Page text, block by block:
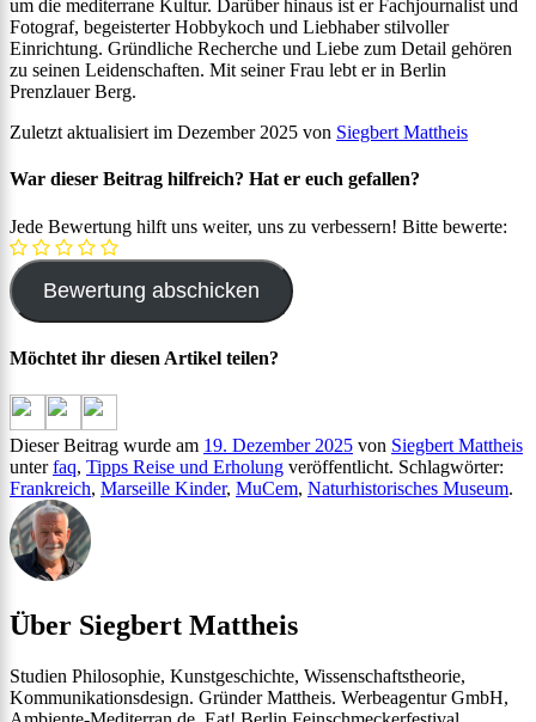
um die mediterrane Kultur. Darüber hinaus ist er Fachjournalist und
Fotograf, begeisterter Hobbykoch und Liebhaber stilvoller
Einrichtung. Gründliche Recherche und Liebe zum Detail gehören
zu seinen Leidenschaften. Mit seiner Frau lebt er in Berlin
Prenzlauer Berg.
Zuletzt aktualisiert im Dezember 2025 von Siegbert Mattheis
War dieser Beitrag hilfreich? Hat er euch gefallen?
Jede Bewertung hilft uns weiter, uns zu verbessern! Bitte bewerte:
Möchtet ihr diesen Artikel teilen?
Dieser Beitrag wurde am 19. Dezember 2025 von Siegbert Mattheis
unterfaq, Tipps Reise und Erholung veröffentlicht. Schlagwörter:
Frankreich, Marseille Kinder, MuCem, Naturhistorisches Museum.
Über Siegbert Mattheis
Studien Philosophie, Kunstgeschichte, Wissenschaftstheorie,
Kommunikationsdesign. Gründer Mattheis. Werbeagentur GmbH,